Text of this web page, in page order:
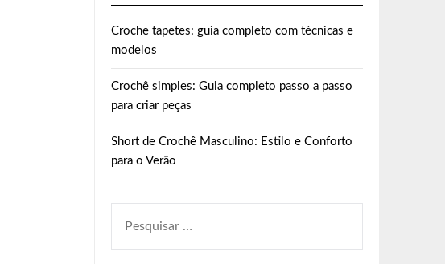
Croche tapetes: guia completo com técnicas e
modelos
Crochê simples: Guia completo passo a passo
para criar peças
Short de Crochê Masculino: Estilo e Conforto
para o Verão
POR: